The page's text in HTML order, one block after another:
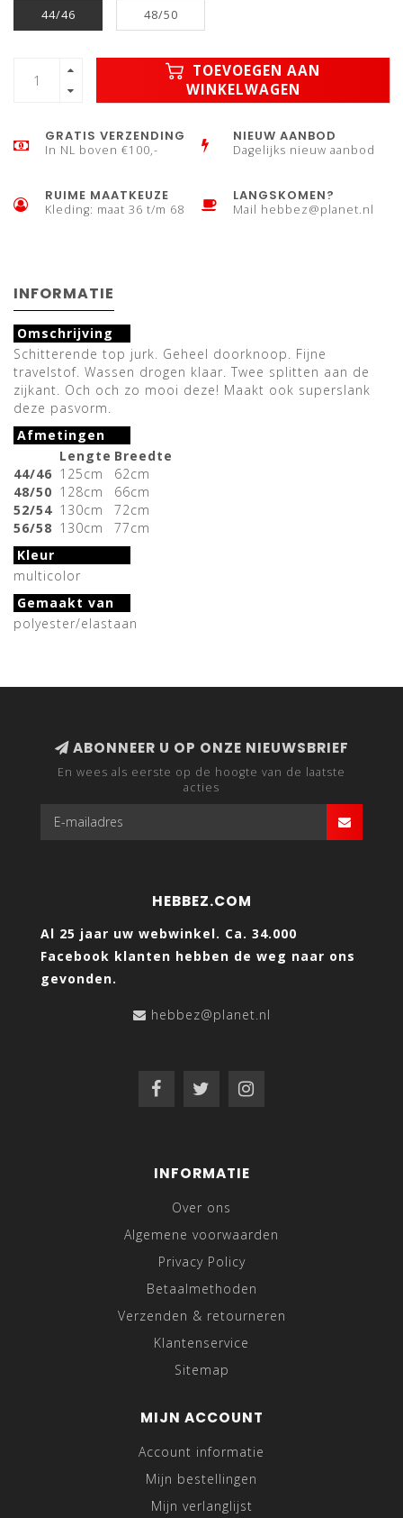
44/46 48/50
TOEVOEGEN AAN
WINKELWAGEN
GRATIS VERZENDING
In NL boven €100,-
NIEUW AANBOD
Dagelijks nieuw aanbod
RUIME MAATKEUZE
Kleding: maat 36 t/m 68
LANGSKOMEN?
Mail hebbez@planet.nl
INFORMATIE
Omschrijving
Schitterende top jurk. Geheel doorknoop. Fijne
travelstof. Wassen drogen klaar. Twee splitten aan de
zijkant. Och och zo mooi deze! Maakt ook superslank
deze pasvorm.
Afmetingen
Lengte Breedte
44/46 125cm
62cm
48/50 128cm
66cm
52/54 130cm
72cm
56/58 130cm
77cm
Kleur
multicolor
Gemaakt van
polyester/elastaan
ABONNEER U OP ONZE NIEUWSBRIEF
En wees als eerste op de hoogte van de laatste
acties
HEBBEZ.COM
Al 25 jaar uw webwinkel. Ca. 34.000
Facebook klanten hebben de weg naar ons
gevonden.
hebbez@planet.nl
INFORMATIE
Over ons
Algemene voorwaarden
Privacy Policy
Betaalmethoden
Verzenden & retourneren
Klantenservice
Sitemap
MIJN ACCOUNT
Account informatie
Mijn bestellingen
Mijn verlanglijst